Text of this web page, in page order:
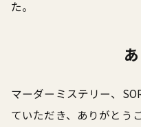
た。
マーダーミステリー、
ていただき、ありがとう